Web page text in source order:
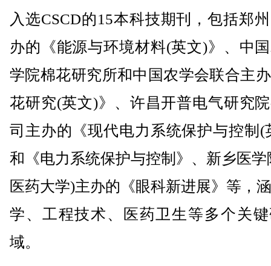
入选CSCD的15本科技期刊，包括郑
办的《能源与环境材料(英文)》、中
学院棉花研究所和中国农学会联合主
花研究(英文)》、许昌开普电气研究
司主办的《现代电力系统保护与控制(
和《电力系统保护与控制》、新乡医学
医药大学)主办的《眼科新进展》等，
学、工程技术、医药卫生等多个关
域。